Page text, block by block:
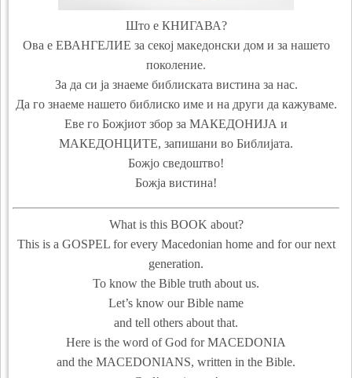
Што е КНИГАВА?
Ова е ЕВАНГЕЛИЕ за секој македонски дом и за нашето
поколение.
За да си ја знаеме библиската вистина за нас.
Да го знаеме нашето библиско име и на други да кажуваме.
Еве го Божјиот збор за МАКЕДОНИЈА и
МАКЕДОНЦИТЕ, запишани во Библијата.
Божјо сведоштво!
Божја вистина!
What is this BOOK about?
This is a GOSPEL for every Macedonian home and for our next
generation.
To know the Bible truth about us.
Let’s know our Bible name
and tell others about that.
Here is the word of God for MACEDONIA
and the MACEDONIANS, written in the Bible.